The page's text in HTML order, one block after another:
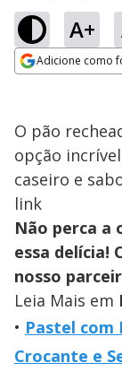
A+
Adicione como
O pão
opção
caseiro e
link
Não perca a
essa delícia!
nosso
Leia Mais em
Pastel com
Crocante e